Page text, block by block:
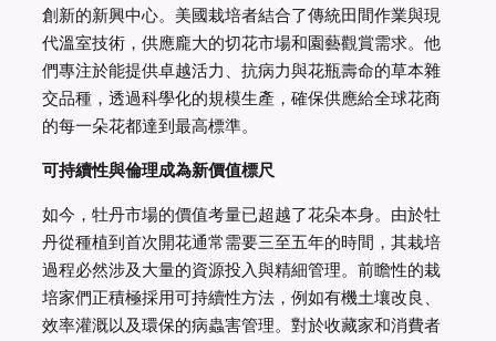
創新的新興中心。美國栽培者結合了傳統田間作業與現
代溫室技術，供應龐大的切花市場和園藝觀賞需求。他
們專注於能提供卓越活力、抗病力與花瓶壽命的草本雜
交品種，透過科學化的規模生產，確保供應給全球花商
的每一朵花都達到最高標準。
可持續性與倫理成為新價值標尺
如今，牡丹市場的價值考量已超越了花朵本身。由於牡
丹從種植到首次開花通常需要三至五年的時間，其栽培
過程必然涉及大量的資源投入與精細管理。前瞻性的栽
培家們正積極採用可持續性方法，例如有機土壤改良、
效率灌溉以及環保的病蟲害管理。對於收藏家和消費者